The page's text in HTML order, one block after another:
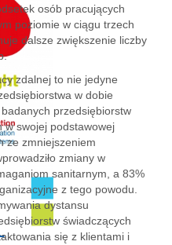
osób pracujących
poziomie w ciągu trzech
dalsze zwiększenie liczby
zdalnej to nie jedyne
w dobie
przedsiębiorstw
w swojej podstawowej
ze zmniejszeniem
zmiany w
sanitarnym, a 83%
z tego powodu.
dystansu
świadczących
się z klientami i